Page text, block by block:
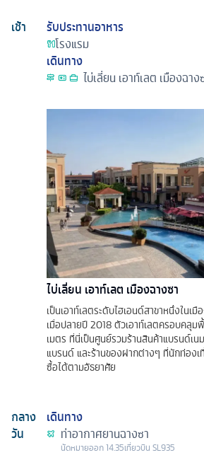
เช้า
รับประทานอาหาร
โรงแรม
เดินทาง
ไบ่เลี่ยน เอาท์เลต เมืองฉาง
ไบ่เลี่ยน เอาท์เลต เมืองฉางซา
เป็นเอาท์เลตระดับไฮเอนด์สาขาหนึ่งในเ
เมื่อปลายปี 2018 ตัวเอาท์เลตครอบคลุ
เมตร ที่นี่เป็นศูนย์รวมร้านสินค้าแบรนด์เ
แบรนด์ และร้านของฝากต่างๆ ที่นักท่องเ
ซื้อได้ตามอัธยาศัย
กลาง
วัน
เดินทาง
ท่าอากาศยานฉางซา
นัดหมายออก14.35เที่ยวบิน SL935